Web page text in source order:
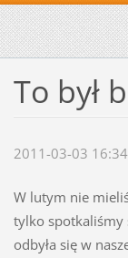
To był
2011-03-03 16:34
W lutym nie
tylko spotkaliśmy
odbyła się w